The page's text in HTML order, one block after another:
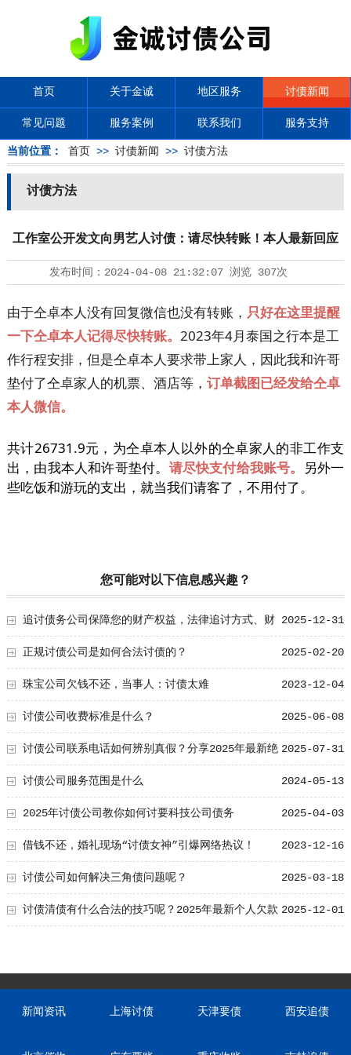
首页 关于金诚 地区服务 讨债新闻
常见问题 服务案例 联系我们 服务支持
当前位置： 首页 >> 讨债新闻 >> 讨债方法
讨债方法
工作室公开发文向男艺人讨债：请尽快转账！本人最新回应
发布时间： 2024-04-08 21:32:07浏览 307次
由于仝卓本人没有回复微信也没有转账， 只好在这里提醒
一下仝卓本人记得尽快转账。 2023年4月泰国之行本是工
作行程安排，但是仝卓本人要求带上家人，因此我和许哥
垫付了仝卓家人的机票、酒店等， 订单截图已经发给仝卓
本人微信。
共计26731.9元，为仝卓本人以外的仝卓家人的非工作支
出，由我本人和许哥垫付。 请尽快支付给我账号。
另外一
些吃饭和游玩的支出，就当我们请客了，不用付了。
您可能对以下信息感兴趣？
2025-12-31
追讨债务公司保障您的财产权益，法律追讨方式、财
务安全、企业信用防护全解析 2025-02-20
正规讨债公司是如何合法讨债的？
2023-12-04
珠宝公司欠钱不还，当事人：讨债太难
2025-06-08
讨债公司收费标准是什么？
2025-07-31
讨债公司联系电话如何辨别真假？分享2025年最新绝
招 2024-05-13
讨债公司服务范围是什么
2025-04-03
2025年讨债公司教你如何讨要科技公司债务
2023-12-16
借钱不还，婚礼现场“讨债女神”引爆网络热议！
2025-03-18
讨债公司如何解决三角债问题呢？
2025-12-01
讨债清债有什么合法的技巧呢？2025年最新个人欠款
新闻资讯 上海讨债 天津要债 西安追债